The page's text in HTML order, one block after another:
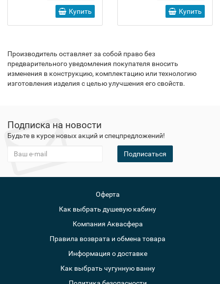
Купить Купить
Производитель оставляет за собой право без
предварительного уведомления покупателя вносить
изменения в конструкцию, комплектацию или технологию
изготовления изделия с целью улучшения его свойств.
Подписка на новости
Будьте в курсе новых акций и спецпредложений!
Подписаться
Оферта
Как выбрать душевую кабину
Компания Аквасфера
Правила возврата и обмена товара
Информация о доставке
Как выбрать чугунную ванну